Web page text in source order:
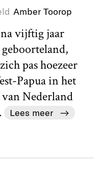
Amber Toorop
vijftig jaar
pas hoezeer
Papua in het
Nederland
Lees meer